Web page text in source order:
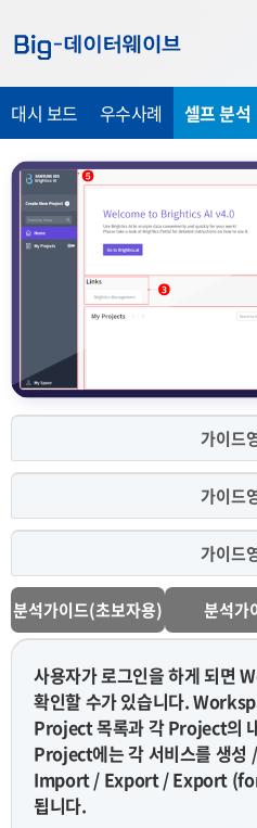
가
가
가
대시 보드 우수사례 셀프 분석
가이드
가이드
가이드
분석가이드(초보자용) 분석가
사용자가 로그인을 하게 되면
확인할 수가 있습니다.
Project 목록과 각 Project의
Project에는 각 서비스를 생성
Import / Export / Export (for
됩니다.